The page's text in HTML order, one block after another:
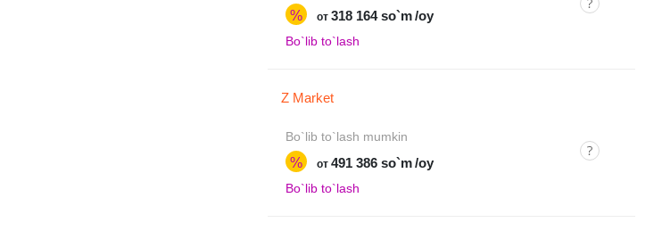
% от 318 164 so`m /oy
Bo`lib to`lash
Z Market
Bo`lib to`lash mumkin
% от 491 386 so`m /oy
Bo`lib to`lash